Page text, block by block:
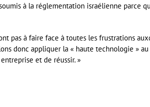
à la réglementation israélienne parce
pas à faire face à toutes les frustrations
donc appliquer la « haute technologie »
et de réussir. »